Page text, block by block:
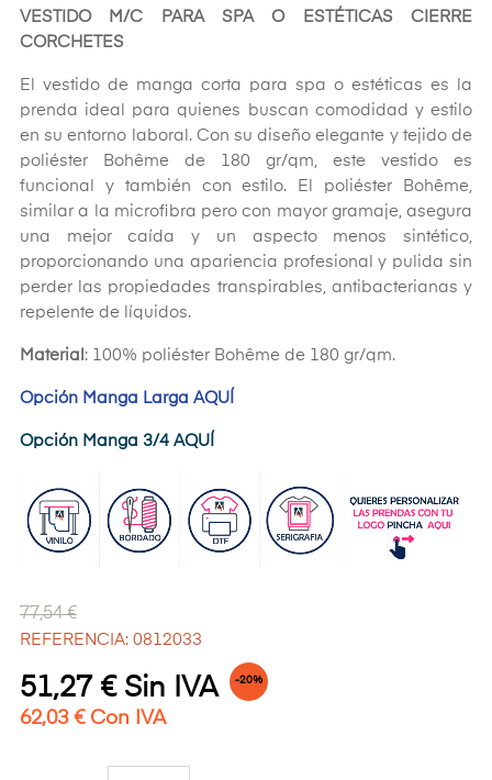
VESTIDO M/C PARA SPA O ESTÉTICAS CIERRE
CORCHETES
El vestido de manga corta para spa o estéticas es la
prenda ideal para quienes buscan comodidad y estilo
en su entorno laboral. Con su diseño elegante y tejido de
poliéster Bohême de 180 gr/qm, este vestido es
funcional y también con estilo. El poliéster Bohême,
similar a la microfibra pero con mayor gramaje, asegura
una mejor caída y un aspecto menos sintético,
proporcionando una apariencia profesional y pulida sin
perder las propiedades transpirables, antibacterianas y
repelente de líquidos.
Material : 100% poliéster Bohême de 180 gr/qm.
Opción Manga Larga AQUÍ
Opción Manga 3/4 AQUÍ
77,54 €
REFERENCIA: 0812033
51,27 € Sin IVA -20%
62,03 € Con IVA